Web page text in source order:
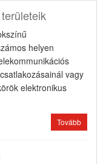
helyen
vagy
elektronikus
Tovább